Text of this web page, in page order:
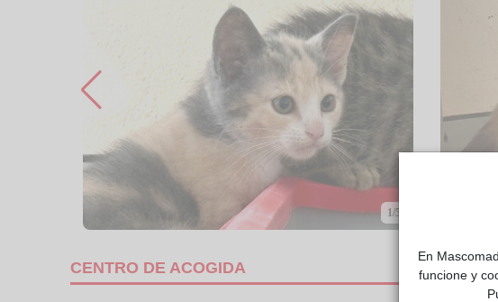
1/5
CENTRO DE ACOGIDA
En
funcione y